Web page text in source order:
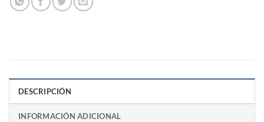
DESCRIPCIÓN
INFORMACIÓN ADICIONAL